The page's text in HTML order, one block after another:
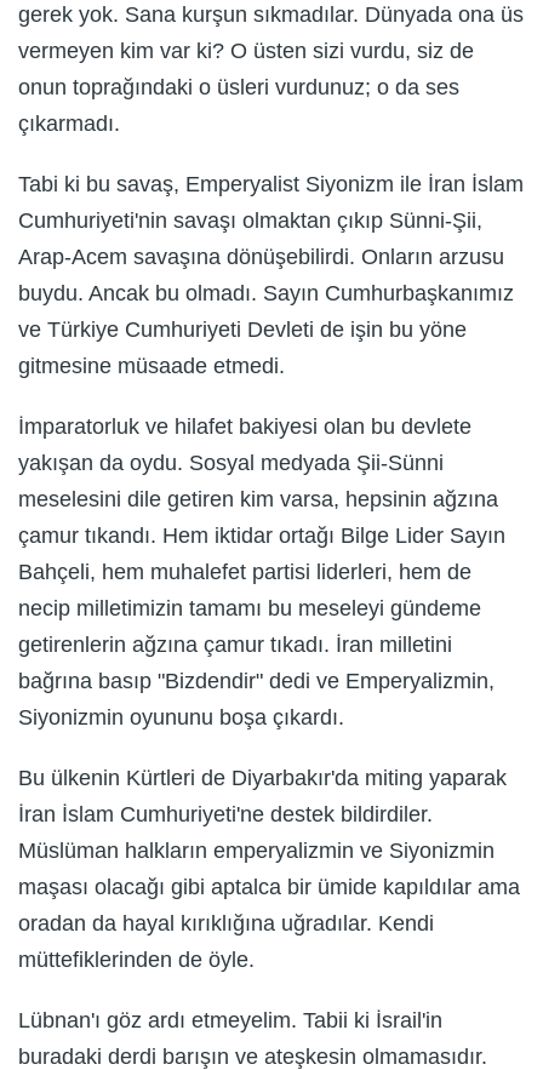
gerek yok. Sana kurşun sıkmadılar. Dünyada ona üs
vermeyen kim var ki? O üsten sizi vurdu, siz de
onun toprağındaki o üsleri vurdunuz; o da ses
çıkarmadı.
Tabi ki bu savaş, Emperyalist Siyonizm ile İran İslam
Cumhuriyeti'nin savaşı olmaktan çıkıp Sünni-Şii,
Arap-Acem savaşına dönüşebilirdi. Onların arzusu
buydu. Ancak bu olmadı. Sayın Cumhurbaşkanımız
ve Türkiye Cumhuriyeti Devleti de işin bu yöne
gitmesine müsaade etmedi.
İmparatorluk ve hilafet bakiyesi olan bu devlete
yakışan da oydu. Sosyal medyada Şii-Sünni
meselesini dile getiren kim varsa, hepsinin ağzına
çamur tıkandı. Hem iktidar ortağı Bilge Lider Sayın
Bahçeli, hem muhalefet partisi liderleri, hem de
necip milletimizin tamamı bu meseleyi gündeme
getirenlerin ağzına çamur tıkadı. İran milletini
bağrına basıp "Bizdendir" dedi ve Emperyalizmin,
Siyonizmin oyununu boşa çıkardı.
Bu ülkenin Kürtleri de Diyarbakır'da miting yaparak
İran İslam Cumhuriyeti'ne destek bildirdiler.
Müslüman halkların emperyalizmin ve Siyonizmin
maşası olacağı gibi aptalca bir ümide kapıldılar ama
oradan da hayal kırıklığına uğradılar. Kendi
müttefiklerinden de öyle.
Lübnan'ı göz ardı etmeyelim. Tabii ki İsrail'in
buradaki derdi barışın ve ateşkesin olmamasıdır.